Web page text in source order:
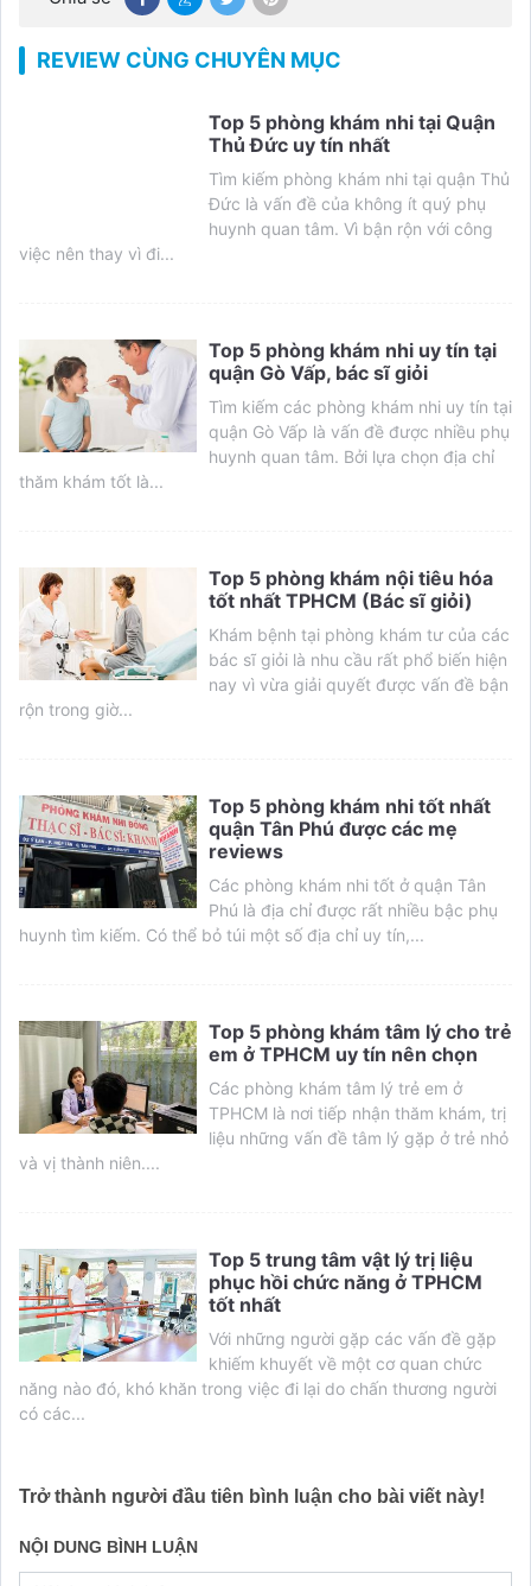
REVIEW CÙNG CHUYÊN MỤC
Top 5 phòng khám nhi tại Quận
Thủ Đức uy tín nhất
Tìm kiếm phòng khám nhi tại quận Thủ
Đức là vấn đề của không ít quý phụ
huynh quan tâm. Vì bận rộn với công
việc nên thay vì đi...
Top 5 phòng khám nhi uy tín tại
quận Gò Vấp, bác sĩ giỏi
Tìm kiếm các phòng khám nhi uy tín tại
quận Gò Vấp là vấn đề được nhiều phụ
huynh quan tâm. Bởi lựa chọn địa chỉ
thăm khám tốt là...
Top 5 phòng khám nội tiêu hóa
tốt nhất TPHCM (Bác sĩ giỏi)
Khám bệnh tại phòng khám tư của các
bác sĩ giỏi là nhu cầu rất phổ biến hiện
nay vì vừa giải quyết được vấn đề bận
rộn trong giờ...
Top 5 phòng khám nhi tốt nhất
quận Tân Phú được các mẹ
reviews
Các phòng khám nhi tốt ở quận Tân
Phú là địa chỉ được rất nhiều bậc phụ
huynh tìm kiếm. Có thể bỏ túi một số địa chỉ uy tín,...
Top 5 phòng khám tâm lý cho trẻ
em ở TPHCM uy tín nên chọn
Các phòng khám tâm lý trẻ em ở
TPHCM là nơi tiếp nhận thăm khám, trị
liệu những vấn đề tâm lý gặp ở trẻ nhỏ
và vị thành niên....
Top 5 trung tâm vật lý trị liệu
phục hồi chức năng ở TPHCM
tốt nhất
Với những người gặp các vấn đề gặp
khiếm khuyết về một cơ quan chức
năng nào đó, khó khăn trong việc đi lại do chấn thương người
có các...
Trở thành người đầu tiên bình luận cho bài viết này!
NỘI DUNG BÌNH LUẬN